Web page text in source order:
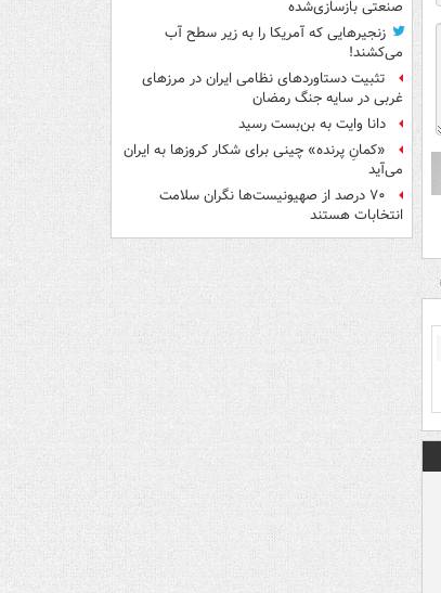
صنعتی بازسازی‌شده
زنجیرهایی که آمریکا را به زیر سطح آب
می‌کشند!
تثبیت دستاوردهای نظامی ایران در مرزهای
غربی در سایه جنگ رمضان
دانا وایت به بن‌بست رسید
«کمانِ پرنده» چینی برای شکار کروزها به ایران
می‌آید
۷۰ درصد از صهیونیست‌ها نگران سلامت
انتخابات هستند